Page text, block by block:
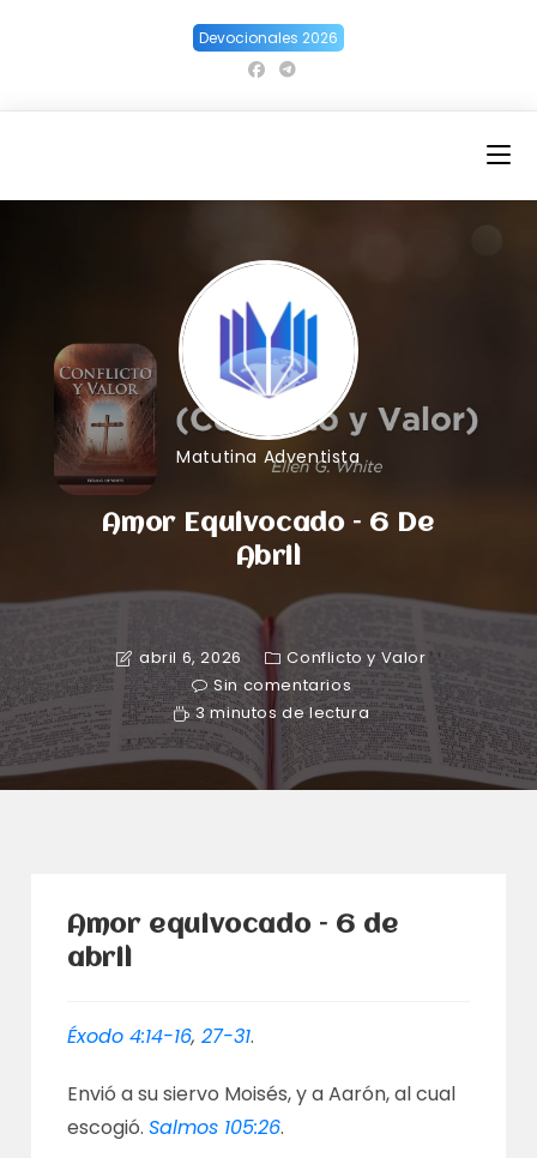
Devocionales 2026
Matutina Adventista
Amor Equivocado – 6 De
Abril
abril 6, 2026
Conflicto y Valor
Sin comentarios
3 minutos de lectura
Amor equivocado – 6 de
abril
Éxodo 4:14-16,27-31.
Envió a su siervo Moisés, y a Aarón, al cual
escogió.Salmos 105:26.